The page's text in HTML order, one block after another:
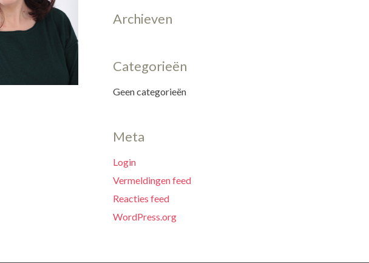
Archieven
Categorieën
Geen categorieën
Meta
Login
Vermeldingen feed
Reacties feed
WordPress.org